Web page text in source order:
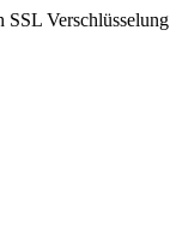
Verschlüsselung